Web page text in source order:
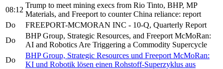
08:12
Trump to meet mining execs from Rio Tinto, BHP, MP
Materials, and Freeport to counter China reliance: report
Do
FREEPORT-MCMORAN INC - 10-Q, Quarterly Report
Do
BHP Group, Strategic Resources, and Freeport McMoRan:
AI and Robotics Are Triggering a Commodity Supercycle
Do
BHP Group, Strategic Resources und Freeport McMoRan:
KI und Robotik lösen einen Rohstoff-Superzyklus aus